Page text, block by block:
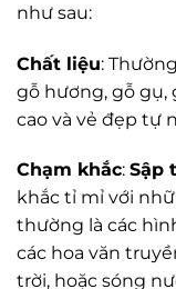
như sau:
Chất liệu:
gỗ hương, gỗ gụ,
cao và vẻ đẹp tự
Chạm khắc: Sập
khắc tỉ mỉ với
thường là các
các hoa văn
trời, hoặc sóng